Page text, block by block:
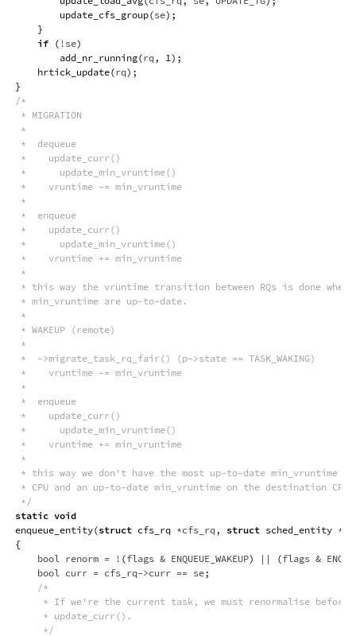
update_cfs_group(se) ;
}
if ( ! se)
add_nr_running(rq, 1) ;
hrtick_update(rq) ;
}
/*
* MIGRATION
*
*  dequeue
*    update_curr()
*      update_min_vruntime()
*    vruntime -= min_vruntime
*
*  enqueue
*    update_curr()
*      update_min_vruntime()
*    vruntime += min_vruntime
*
* this way the vruntime transition between RQs is done when
* min_vruntime are up-to-date.
*
* WAKEUP (remote)
*
*  ->migrate_task_rq_fair() (p->state == TASK_WAKING)
*    vruntime -= min_vruntime
*
*  enqueue
*    update_curr()
*      update_min_vruntime()
*    vruntime += min_vruntime
*
* this way we don't have the most up-to-date min_vruntime
* CPU and an up-to-date min_vruntime on the destination CPU.
*/
static void
enqueue_entity(struct cfs_rq *cfs_rq, struct sched_entity *
{
    bool renorm
= ! (flags & ENQUEUE_WAKEUP) || (flags &
    bool curr
= cfs_rq->curr == se;
/*
* If we're the current task, we must renormalise before
     * update_curr().
     */